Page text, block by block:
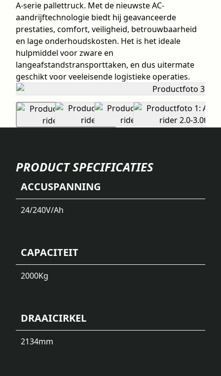
A-serie pallettruck. Met de nieuwste AC-
aandrijftechnologie biedt hij geavanceerde
prestaties, comfort, veiligheid, betrouwbaarheid
en lage onderhoudskosten. Het is het ideale
hulpmiddel voor zware en
langeafstandstransporttaken, en dus uitermate
geschikt voor veeleisende logistieke operaties.
PRODUCT SPECIFICATIES
ACCUSPANNING
24/240V/Ah
CAPACITEIT
2000Kg
DRAAICIRKEL
2134mm